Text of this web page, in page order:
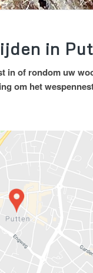
in
in of rondom uw
om het